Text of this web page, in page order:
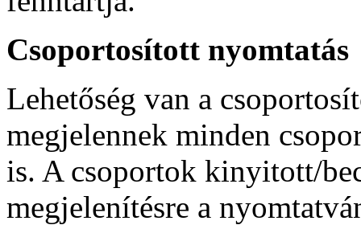
Csoportosított nyomtatás
Lehetőség van a
megjelennek minden
is. A csoportok kinyitott/
megjelenítésre a